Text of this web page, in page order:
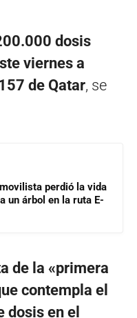
dosis
viernes a
de Qatar, se
perdió la vida
un árbol en la ruta E-
de la «primera
contempla el
dosis en el